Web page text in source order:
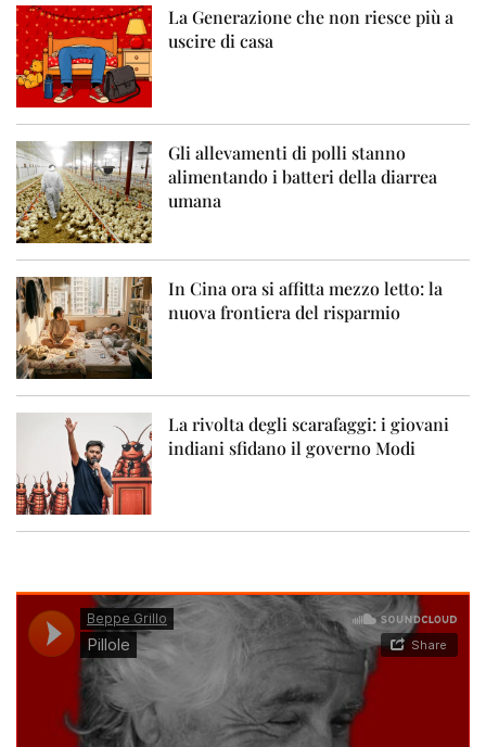
La Generazione che non riesce più a
uscire di casa
Gli allevamenti di polli stanno
alimentando i batteri della diarrea
umana
In Cina ora si affitta mezzo letto: la
nuova frontiera del risparmio
La rivolta degli scarafaggi: i giovani
indiani sfidano il governo Modi